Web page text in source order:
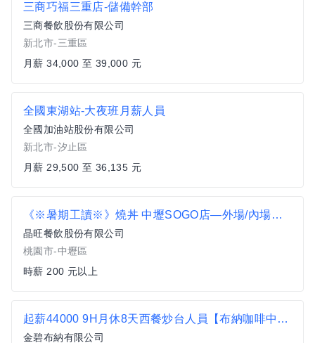
三商巧福三重店-儲備幹部
三商餐飲股份有限公司
新北市-三重區
月薪 34,000 至 39,000 元
全國東湖站-大夜班月薪人員
全國加油站股份有限公司
新北市-汐止區
月薪 29,500 至 36,135 元
《※暑期工讀※》燒丼 中壢SOGO店—外場/內場兼職人員
晶旺餐飲股份有限公司
桃園市-中壢區
時薪 200 元以上
起薪44000 9H月休8天西餐炒台人員【布納咖啡中壢館】
金碧布納有限公司